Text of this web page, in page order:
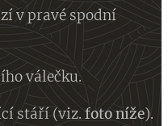
v pravé spodní
válečku.
stáří (viz. foto níže).